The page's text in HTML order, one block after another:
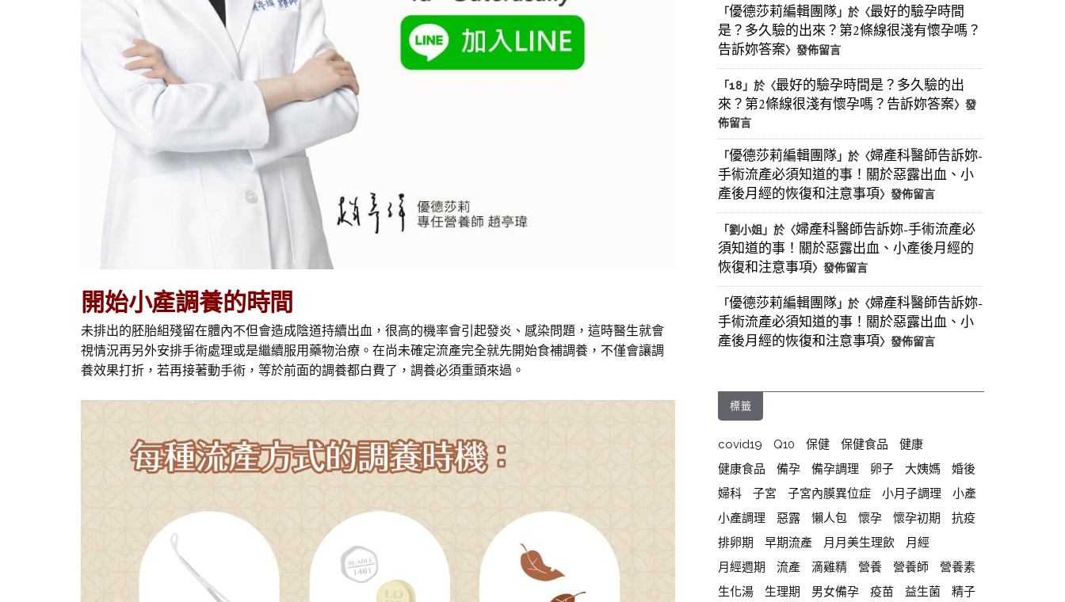
開始小產調養的時間
未排出的胚胎組殘留在體內不但會造成陰道持續出血，很高的機率會引起發炎、感染問題，這時醫生就會
視情況再另外安排手術處理或是繼續服用藥物治療。在尚未確定流產完全就先開始食補調養，不僅會讓調
養效果打折，若再接著動手術，等於前面的調養都白費了，調養必須重頭來過。
「優德莎莉編輯團隊」於〈最好的驗孕時間
是？多久驗的出來？第2條線很淺有懷孕嗎？
告訴妳答案〉發佈留言
「18 」於〈最好的驗孕時間是？多久驗的出
來？第2條線很淺有懷孕嗎？告訴妳答案〉發
佈留言
「優德莎莉編輯團隊」於〈婦產科醫師告訴妳-
手術流產必須知道的事！關於惡露出血、小
產後月經的恢復和注意事項〉發佈留言
「劉小姐 」於〈婦產科醫師告訴妳-手術流產必
須知道的事！關於惡露出血、小產後月經的
恢復和注意事項〉發佈留言
「優德莎莉編輯團隊」於〈婦產科醫師告訴妳-
手術流產必須知道的事！關於惡露出血、小
產後月經的恢復和注意事項〉發佈留言
標籤
covid19 Q10 保健 保健食品
健康
健康食品
備孕 備孕調理 卵子 大姨媽
婚後
婦科
子宮 子宮內膜異位症 小月子調理
小產
小產調理
惡露 懶人包 懷孕 懷孕初期
抗疫
排卵期
早期流產 月月美生理飲
月經
月經週期
流產 滴雞精 營養 營養師
營養素
生化湯
生理期 男女備孕 疫苗 益生菌 精子